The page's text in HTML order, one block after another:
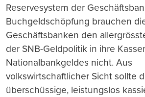
Reservesystem der
Buchgeldschöpfung brauchen
Geschäftsbanken den
der SNB-Geldpolitik in ihre
Nationalbankgeldes nicht. Aus
volkswirtschaftlicher Sicht sollte
überschüssige, leistungslos